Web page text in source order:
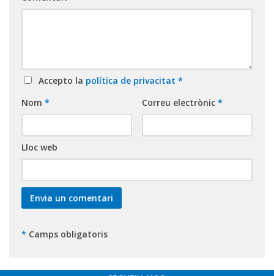
Accepto la política de privacitat *
Nom * Correu electrònic *
Lloc web
* Camps obligatoris